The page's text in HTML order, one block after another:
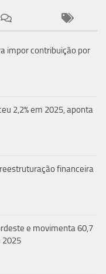
impor contribuição por
2,2% em 2025, aponta
financeira
e movimenta 60,7
2025